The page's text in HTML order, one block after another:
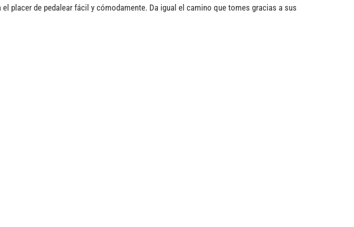
placer de pedalear fácil y cómodamente. Da igual el camino que tomes gracias a sus